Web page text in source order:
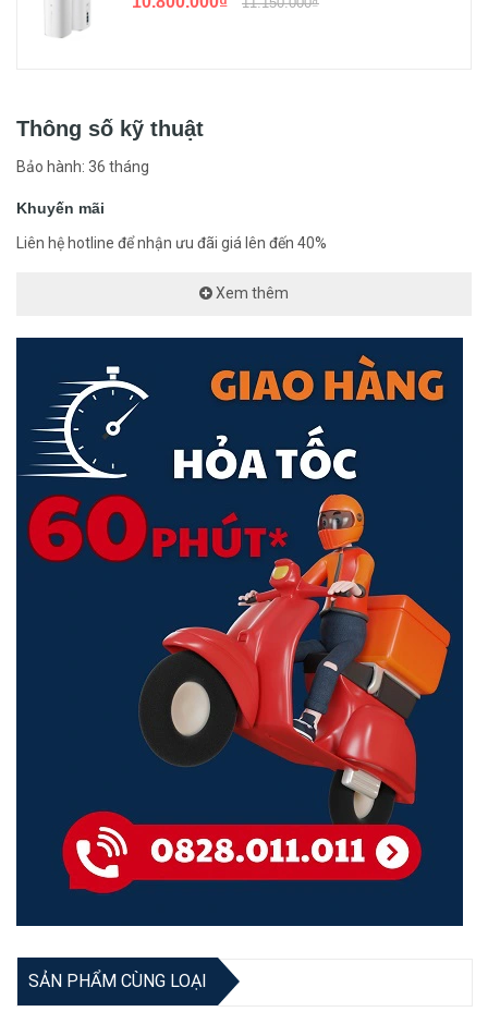
Với thiết kế gắn tường tiện lợi, EAP650 Wall không chiếm diện tích
cấp kết nối Wi-Fi ổn định và tốc độ cao cho người dùng trong phạm
AX3000 WiFi 6 tốc độ nhanh như chớp
EAP650 Wall hỗ trợ công nghệ Wi-Fi 6 (802.11ax), cho phép tốc độ
truyền tải lên đến 2402Mbps trên băng tần 5GHz và 574Mbps trên
băng tần 2.4GHz. Với tốc độ siêu nhanh và công nghệ MU-MIMO, nó
có khả năng xử lý nhiều thiết bị đồng thời, đảm bảo mạng Wi-Fi luôn
mượt mà và ổn định ngay cả khi có nhiều người dùng truy cập cùng
Hơn cả tốc độ, vấn đề bảo mật
Thông số kỹ thuật
Bảo hành: 36 tháng
Khuyến mãi
Liên hệ hotline để nhận ưu đãi giá lên đến 40%
Xem thêm
SẢN PHẨM CÙNG LOẠI